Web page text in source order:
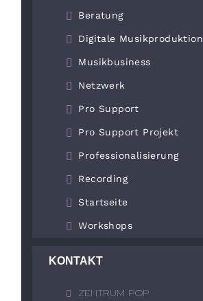
Beratung
Digitale Musikproduktion
Musikbusiness
Netzwerk
Pro Support
Pro Support Projekt
Professionalisierung
Recording
Startseite
Workshops
KONTAKT
ZENTRUM POP